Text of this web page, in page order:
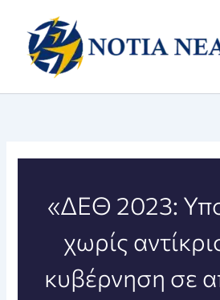
περιεχόμενο
«ΔΕΘ 2023:
χωρίς
κυβέρνηση σε